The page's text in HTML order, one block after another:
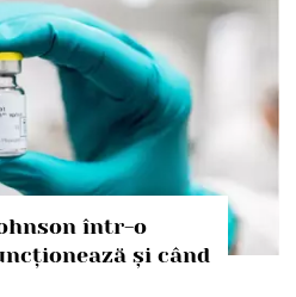
într-o
și când